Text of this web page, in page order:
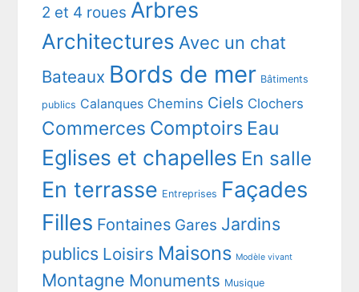
2 et 4 roues Arbres
Architectures Avec un chat
Bateaux Bords de mer Bâtiments
publics Calanques Chemins Ciels Clochers
Commerces Comptoirs Eau
Eglises et chapelles En salle
En terrasse Entreprises Façades
Filles Fontaines Gares Jardins
publics Loisirs Maisons Modèle vivant
Montagne Monuments Musique